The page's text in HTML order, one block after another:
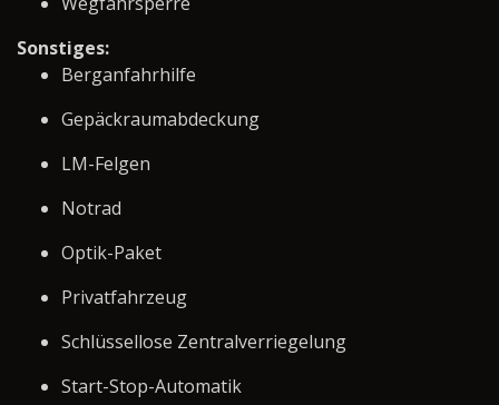
Sonstiges:
Berganfahrhilfe
Gepäckraumabdeckung
LM-Felgen
Notrad
Optik-Paket
Privatfahrzeug
Schlüssellose Zentralverriegelung
Start-Stop-Automatik